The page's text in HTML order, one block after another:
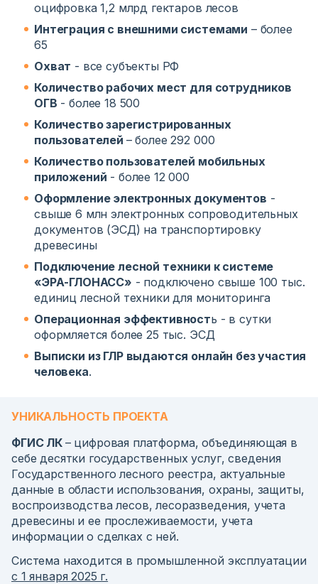
оцифровка 1,2 млрд гектаров лесов
Интеграция с внешними системами – более
65
Охват - все субъекты РФ
Количество рабочих мест для сотрудников
ОГВ - более 18 500
Количество зарегистрированных
пользователей – более 292 000
Количество пользователей мобильных
приложений - более 12 000
Оформление электронных документов -
свыше 6 млн электронных сопроводительных
документов (ЭСД) на транспортировку
древесины
Подключение лесной техники к системе
«ЭРА-ГЛОНАСС» - подключено свыше 100 тыс.
единиц лесной техники для мониторинга
Операционная эффективность - в сутки
оформляется более 25 тыс. ЭСД
Выписки из ГЛР выдаются онлайн без участия
человека.
УНИКАЛЬНОСТЬ ПРОЕКТА
ФГИС ЛК – цифровая платформа, объединяющая в
себе десятки государственных услуг, сведения
Государственного лесного реестра, актуальные
данные в области использования, охраны, защиты,
воспроизводства лесов, лесоразведения, учета
древесины и ее прослеживаемости, учета
информации о сделках с ней.
Система находится в промышленной эксплуатации
с 1 января 2025 г.